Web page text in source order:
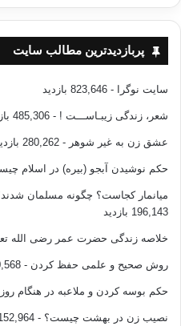
پربازدیدترین مطالب سایت
سایت نوگرا - 823,646 بازدید
شعر، زندگی زیبـاســـت ! - 485,306 بازدید
عشق زن به غیر شوهر - 280,262 بازدید
حکم نوشیدن آبجو (بیره) در اسلام
میانمار کجاست؟ چگونه مسلمان
196,143 بازدید
خلاصه زندگی حضرت عمر رضی الله
روش صحیح و علمی حفظ کردن - 180,568 بازدید
حکم بوسه کردن و ملاعبه در هنگام
نصیب زن در بهشت چیست؟ - 152,964 بازدید